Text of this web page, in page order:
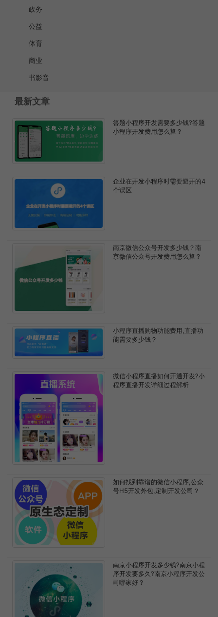
政务
公益
体育
商业
书影音
最新文章
答题小程序开发需要多少钱?答题
小程序开发费用怎么算？
企业在开发小程序时需要避开的4
个误区
南京微信公众号开发多少钱？南
京微信公众号开发费用怎么算？
小程序直播购物功能费用,直播功
能需要多少钱？
微信小程序直播如何开通开发?小
程序直播开发详细过程解析
如何找到靠谱的微信小程序,公众
号H5开发外包,定制开发公司？
南京小程序开发多少钱?南京小程
序开发要多久?南京小程序开发公
司哪家好？